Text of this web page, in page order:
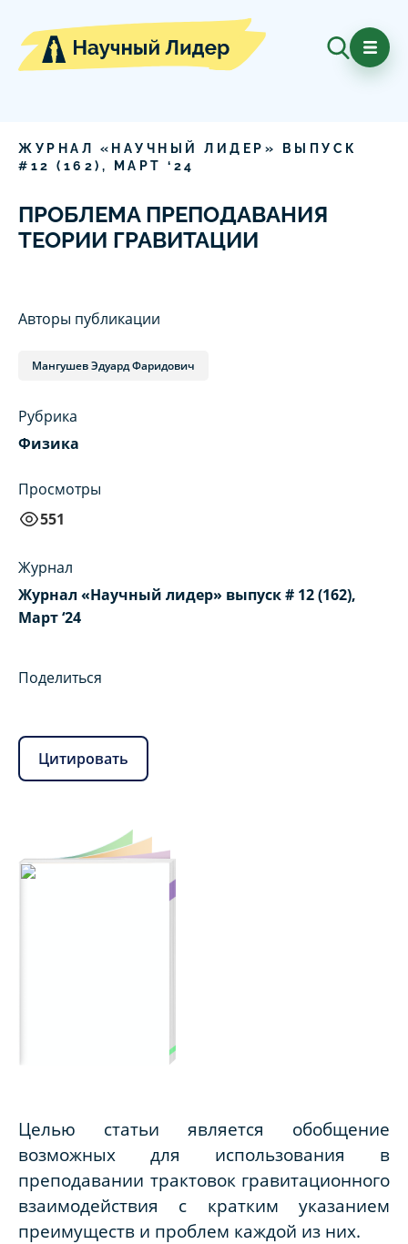
ЖУРНАЛ «НАУЧНЫЙ ЛИДЕР» ВЫПУСК
# 12 ( 162), МАРТ ‘ 24
ПРОБЛЕМА ПРЕПОДАВАНИЯ
ТЕОРИИ ГРАВИТАЦИИ
Авторы публикации
Мангушев Эдуард Фаридович
Рубрика
Физика
Просмотры
551
Журнал
Журнал «Научный лидер» выпуск # 12 (162),
Март ‘24
Поделиться
Цитировать
Целью статьи является обобщение
возможных для использования в
преподавании трактовок гравитационного
взаимодействия с кратким указанием
преимуществ и проблем каждой из них.